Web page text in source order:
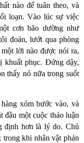
nào để tuân theo, và
loạn. Vào lúc sự việc
cơn bão dường như
đoán, lướt qua phòng
lời nào được nói ra,
khuất phục. Đứng dậy,
thấy nó nữa trong suốt
xóm bước vào, và
đầu một cuộc thảo luận
định hơn là lý do. Chủ
trong khi nhân vật phản